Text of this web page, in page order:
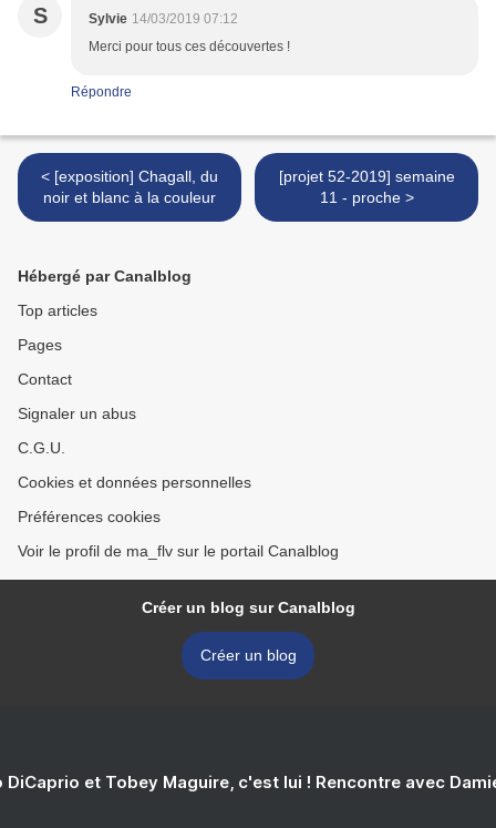
S Sylvie 14/03/2019 07:12
Merci pour tous ces découvertes !
Répondre
< [exposition] Chagall, du
noir et blanc à la couleur
[projet 52-2019] semaine
11 - proche >
Hébergé par Canalblog
Top articles
Pages
Contact
Signaler un abus
C.G.U.
Cookies et données personnelles
Préférences cookies
Voir le profil de ma_flv sur le portail Canalblog
Créer un blog sur Canalblog
Créer un blog
DiCaprio et Tobey Maguire, c'est lui ! Rencontre avec